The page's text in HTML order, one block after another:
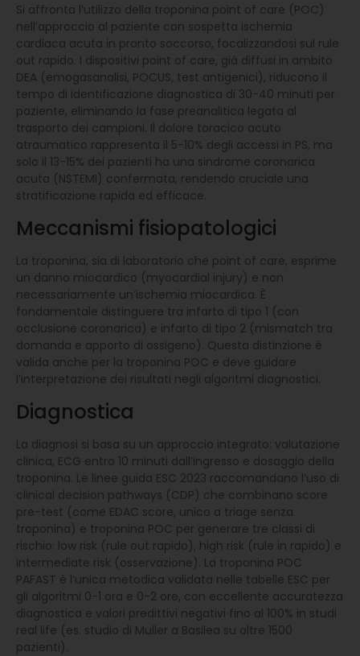
Si affronta l’utilizzo della troponina point of care (POC)
nell’approccio al paziente con sospetta ischemia
cardiaca acuta in pronto soccorso, focalizzandosi sul rule
out rapido. I dispositivi point of care, già diffusi in ambito
DEA (emogasanalisi, POCUS, test antigenici), riducono il
tempo di identificazione diagnostica di 30-40 minuti per
paziente, eliminando la fase preanalitica legata al
trasporto dei campioni. Il dolore toracico acuto
atraumatico rappresenta il 5-10% degli accessi in PS, ma
solo il 13-15% dei pazienti ha una sindrome coronarica
acuta (NSTEMI) confermata, rendendo cruciale una
stratificazione rapida ed efficace.
Meccanismi fisiopatologici
La troponina, sia di laboratorio che point of care, esprime
un danno miocardico (myocardial injury) e non
necessariamente un’ischemia miocardica. È
fondamentale distinguere tra infarto di tipo 1 (con
occlusione coronarica) e infarto di tipo 2 (mismatch tra
domanda e apporto di ossigeno). Questa distinzione è
valida anche per la troponina POC e deve guidare
l’interpretazione dei risultati negli algoritmi diagnostici.
Diagnostica
La diagnosi si basa su un approccio integrato: valutazione
clinica, ECG entro 10 minuti dall’ingresso e dosaggio della
troponina. Le linee guida ESC 2023 raccomandano l’uso di
clinical decision pathways (CDP) che combinano score
pre-test (come EDAC score, unico a triage senza
troponina) e troponina POC per generare tre classi di
rischio: low risk (rule out rapido), high risk (rule in rapido) e
intermediate risk (osservazione). La troponina POC
PAFAST è l’unica metodica validata nelle tabelle ESC per
gli algoritmi 0-1 ora e 0-2 ore, con eccellente accuratezza
diagnostica e valori predittivi negativi fino al 100% in studi
real life (es. studio di Muller a Basilea su oltre 1500
pazienti).